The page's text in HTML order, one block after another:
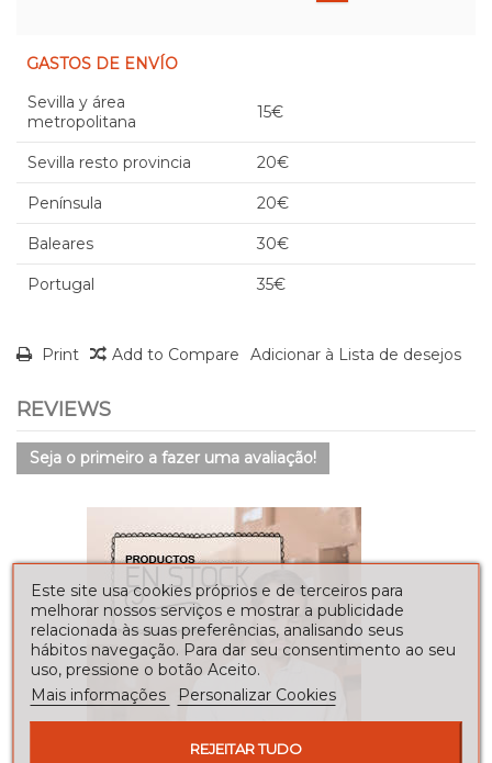
GASTOS DE ENVÍO
Sevilla y área
metropolitana
15€
Sevilla resto provincia 20€
Península 20€
Baleares 30€
Portugal 35€
Print Add to Compare Adicionar à Lista de desejos
REVIEWS
Seja o primeiro a fazer uma avaliação!
Este site usa cookies próprios e de terceiros para
melhorar nossos serviços e mostrar a publicidade
relacionada às suas preferências, analisando seus
hábitos navegação. Para dar seu consentimento ao seu
uso, pressione o botão Aceito.
Mais informações
Personalizar Cookies
REJEITAR TUDO